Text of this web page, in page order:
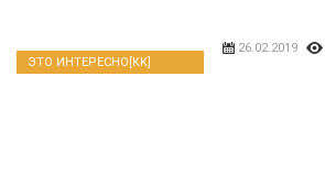
ЭТО ИНТЕРЕСНО[KK]
26.02.2019